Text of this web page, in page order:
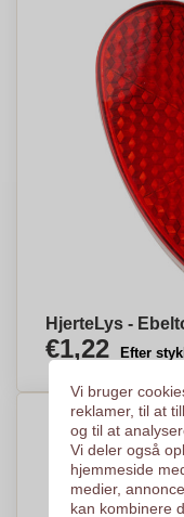
HjerteLys -
€1,22 Efter
Vi bruger
reklamer, til at
og til at
Vi deler også
hjemmeside
medier,
kan kombinere